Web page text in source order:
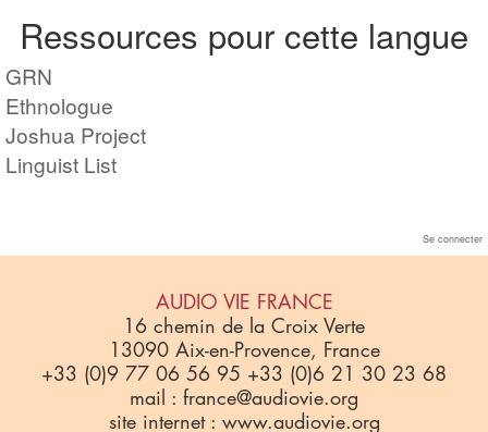
Ressources pour cette langue
GRN
Ethnologue
Joshua Project
Linguist List
Se connecter
AUDIO VIE FRANCE
16 chemin de la Croix Verte
13090 Aix-en-Provence, France
+33 (0)9 77 06 56 95 +33 (0)6 21 30 23 68
mail : france@audiovie.org
site internet : www.audiovie.org